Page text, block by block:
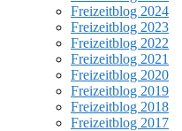
Freizeitblog 2024
Freizeitblog 2023
Freizeitblog 2022
Freizeitblog 2021
Freizeitblog 2020
Freizeitblog 2019
Freizeitblog 2018
Freizeitblog 2017